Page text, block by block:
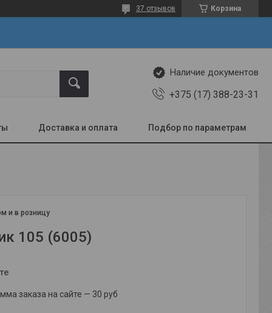
Корзина
37 отзывов
Наличие документов
+375 (17) 388-23-31
Доставка и оплата Подбор по параметрам
и в розницу
105 (6005)
заказа на сайте — 30 руб